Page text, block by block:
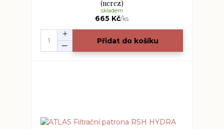
(nerez)
665 Kč/ks
skladem
Přidat do košíku